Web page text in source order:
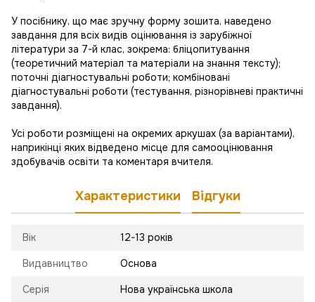
У посібнику, що має зручну форму зошита, наведено
завдання для всіх видів оцінювання із зарубіжної
літератури за 7-й клас, зокрема: бліцопитування
(теоретичний матеріал та матеріали на знання тексту);
поточні діагностувальні роботи; комбіновані
діагностувальні роботи (тестування, різнорівневі практичні
завдання).
Усі роботи розміщені на окремих аркушах (за варіантами),
наприкінці яких відведено місце для самооцінювання
здобувачів освіти та коментаря вчителя.
Характеристики Відгуки
Вік 12-13 років
Видавництво Основа
Серія Нова українська школа